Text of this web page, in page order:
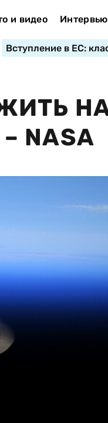
и видео Интервью
Вступление в ЕС:
NASA